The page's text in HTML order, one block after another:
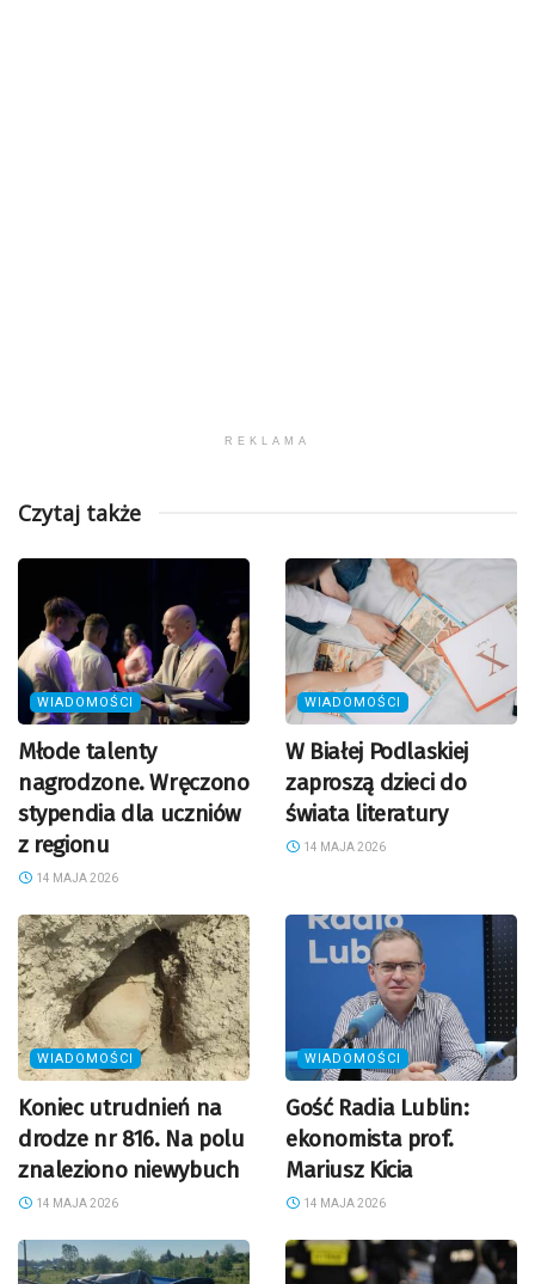
REKLAMA
Czytaj także
WIADOMOŚCI
Młode talenty
nagrodzone. Wręczono
stypendia dla uczniów
z regionu
14 MAJA 2026
WIADOMOŚCI
W Białej Podlaskiej
zaproszą dzieci do
świata literatury
14 MAJA 2026
WIADOMOŚCI
Koniec utrudnień na
drodze nr 816. Na polu
znaleziono niewybuch
14 MAJA 2026
WIADOMOŚCI
Gość Radia Lublin:
ekonomista prof.
Mariusz Kicia
14 MAJA 2026